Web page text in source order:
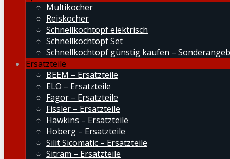
Multikocher
Reiskocher
Schnellkochtopf elektrisch
Schnellkochtopf Set
Schnellkochtopf günstig kaufen –
Ersatzteile
BEEM – Ersatzteile
ELO – Ersatzteile
Fagor – Ersatzteile
Fissler – Ersatzteile
Hawkins – Ersatzteile
Hoberg – Ersatzteile
Silit Sicomatic – Ersatzteile
Sitram – Ersatzteile